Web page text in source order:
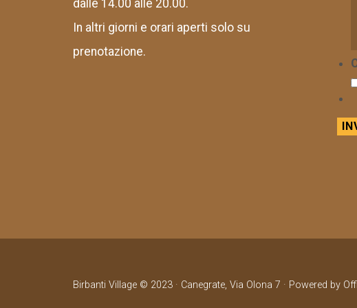
dalle 14.00 alle 20.00.
In altri giorni e orari aperti solo su
prenotazione.
Birbanti Village © 2023 · Canegrate, Via Olona 7 · Powered by